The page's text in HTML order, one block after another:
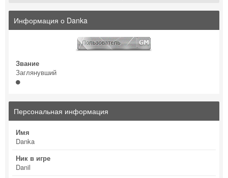
Информация о Danka
Звание
Заглянувший
Персональная информация
Имя
Danka
Ник в игре
Danil